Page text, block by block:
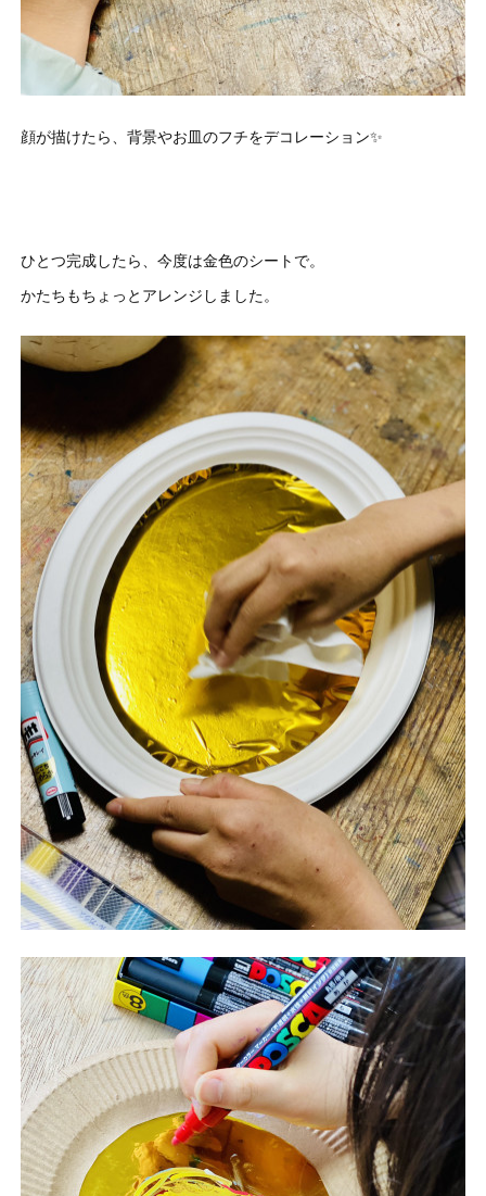
顔が描けたら、背景やお皿のフチをデコレーション✨
ひとつ完成したら、今度は金色のシートで。
かたちもちょっとアレンジしました。